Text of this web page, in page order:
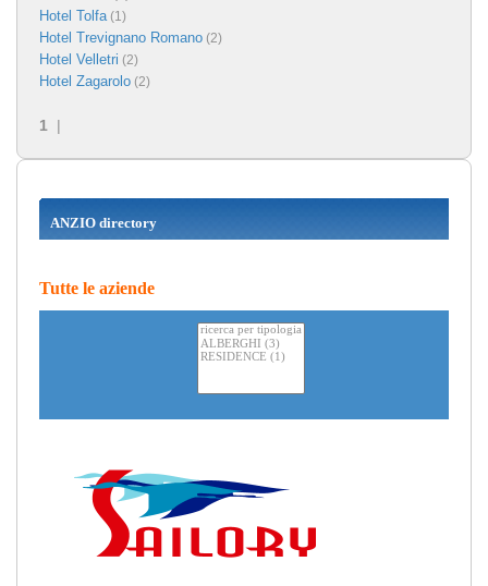
Hotel Tolfa(1)
Hotel Trevignano Romano (2)
Hotel Velletri (2)
Hotel Zagarolo (2)
1 |
ANZIO directory
Tutte le aziende